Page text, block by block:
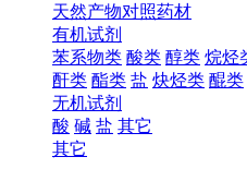
天然产物对照药材
有机试剂
苯系物类 酸类 醇类 烷烃
酐类 酯类 盐 炔烃类 醌类
无机试剂
酸 碱 盐 其它
其它